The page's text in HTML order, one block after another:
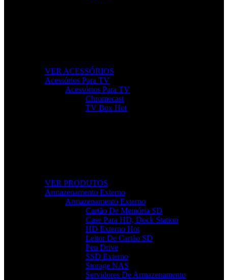
VER ACESSÓRIOS
Acessórios Para TV
Acessórios Para TV
Chromecast
TV Box Hot
VER PRODUTOS
Armazenamento Externo
Armazenamento Externo
Cartão De Memória SD
Case Para HD, Dock Station
HD Externo Hot
Leitor De Cartão SD
Pen Drive
SSD Externo
Storage NAS
Servidores De Armazenamento